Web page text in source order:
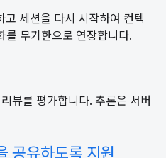
세션을 다시 시작하여 컨텍
를 무기한으로 연장합니다.
뷰를 평가합니다. 추론은 서버
공유하도록 지원